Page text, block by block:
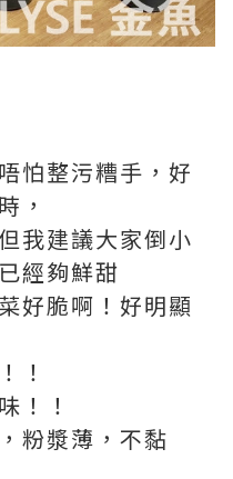
怕整污糟手，好
，
我建議大家倒小
經夠鮮甜
好脆啊！好明顯
！
！！
粉漿薄，不黏